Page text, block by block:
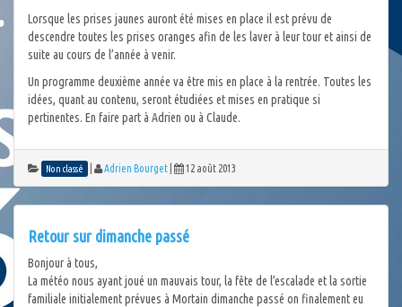
Lorsque les prises jaunes auront été mises en place il est prévu de
descendre toutes les prises oranges afin de les laver à leur tour et ainsi de
suite au cours de l’année à venir.
Un programme deuxième année va être mis en place à la rentrée. Toutes les
idées, quant au contenu, seront étudiées et mises en pratique si
pertinentes. En faire part à Adrien ou à Claude.
Non classé Adrien Bourget 12 août 2013
Retour sur dimanche passé
Bonjour à tous,
La météo nous ayant joué un mauvais tour, la fête de l’escalade et la sortie
familiale initialement prévues à Mortain dimanche passé on finalement eu